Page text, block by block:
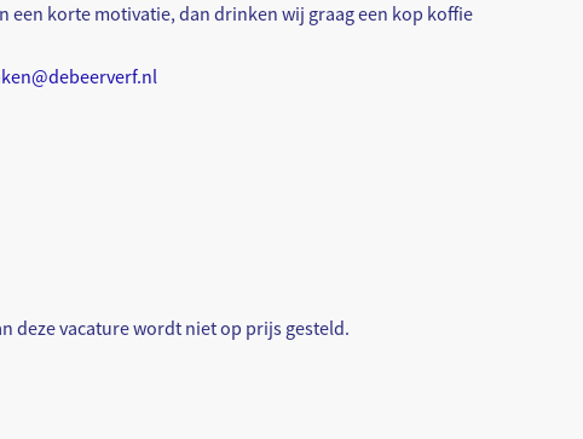
een korte motivatie, dan drinken wij graag een kop koffie
deze vacature wordt niet op prijs gesteld.